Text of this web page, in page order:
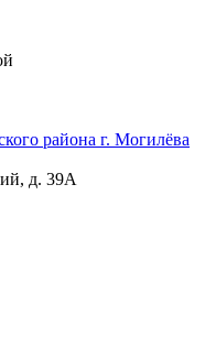
района г. Могилёва
д. 39А